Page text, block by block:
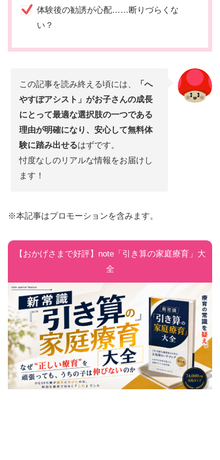
体験後の勧誘が心配……断りづらくな
い？
この記事を読み終える頃には、
「へ
やすぽアシスト」がお子さんの成長
にとって最適な選択肢の一つである
理由が明確になり、安心して無料体
験に踏み出せるはずです。
忖度なしのリアルな情報をお届けし
ます！
※本記事はプロモーションを含みます。
【おかげさまで好評】note「引き算の家庭療育」大
全